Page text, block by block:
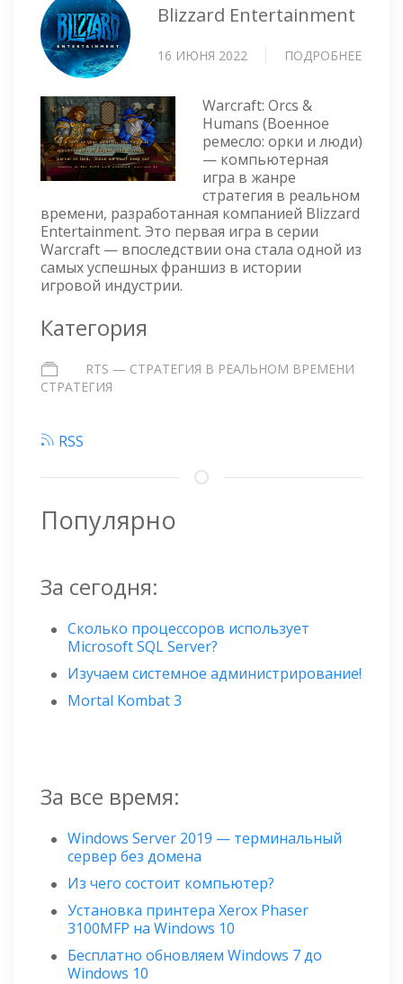
Blizzard Entertainment
16 ИЮНЯ 2022 ПОДРОБНЕЕ
Warcraft: Orcs &
Humans (Военное
ремесло: орки и люди)
— компьютерная
игра в жанре
стратегия в реальном
времени, разработанная компанией Blizzard
Entertainment. Это первая игра в серии
Warcraft — впоследствии она стала одной из
самых успешных франшиз в истории
игровой индустрии.
Категория
RTS — СТРАТЕГИЯ В РЕАЛЬНОМ ВРЕМЕНИ
СТРАТЕГИЯ
RSS
Популярно
За сегодня:
Сколько процессоров использует
Microsoft SQL Server?
Изучаем системное администрирование!
Mortal Kombat 3
За все время:
Windows Server 2019 — терминальный
сервер без домена
Из чего состоит компьютер?
Установка принтера Xerox Phaser
3100MFP на Windows 10
Бесплатно обновляем Windows 7 до
Windows 10